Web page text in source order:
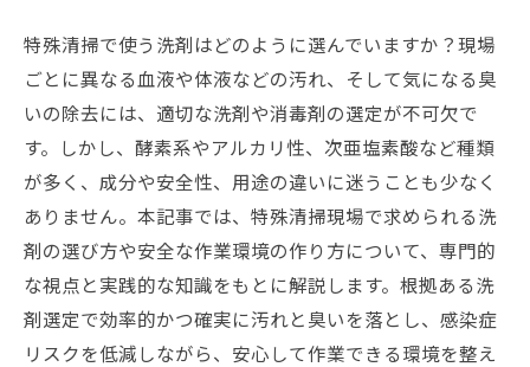
特殊清掃で使う洗剤はどのように選んでいますか？現場
ごとに異なる血液や体液などの汚れ、そして気になる臭
いの除去には、適切な洗剤や消毒剤の選定が不可欠で
す。しかし、酵素系やアルカリ性、次亜塩素酸など種類
が多く、成分や安全性、用途の違いに迷うことも少なく
ありません。本記事では、特殊清掃現場で求められる洗
剤の選び方や安全な作業環境の作り方について、専門的
な視点と実践的な知識をもとに解説します。根拠ある洗
剤選定で効率的かつ確実に汚れと臭いを落とし、感染症
リスクを低減しながら、安心して作業できる環境を整え